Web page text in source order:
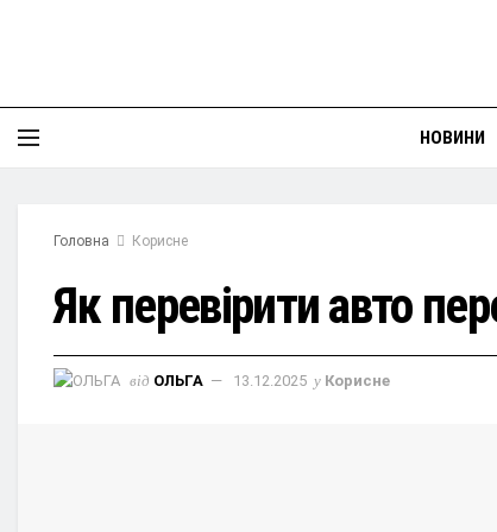
НОВИНИ
Головна Корисне
Як перевірити авто
від ОЛЬГА 13.12.2025 у Корисне